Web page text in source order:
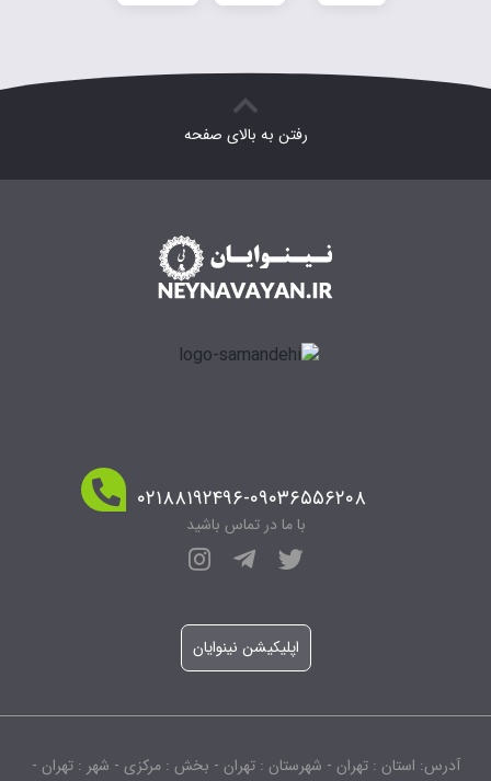
رفتن به بالای صفحه
۰۲۱۸۸۱۹۲۴۹۶-۰۹۰۳۶۵۵۶۲۰۸
با ما در تماس باشید
اپلیکیشن نینوایان
آدرس: استان : تهران - شهرستان : تهران - بخش : مرکزی - شهر : تهران -